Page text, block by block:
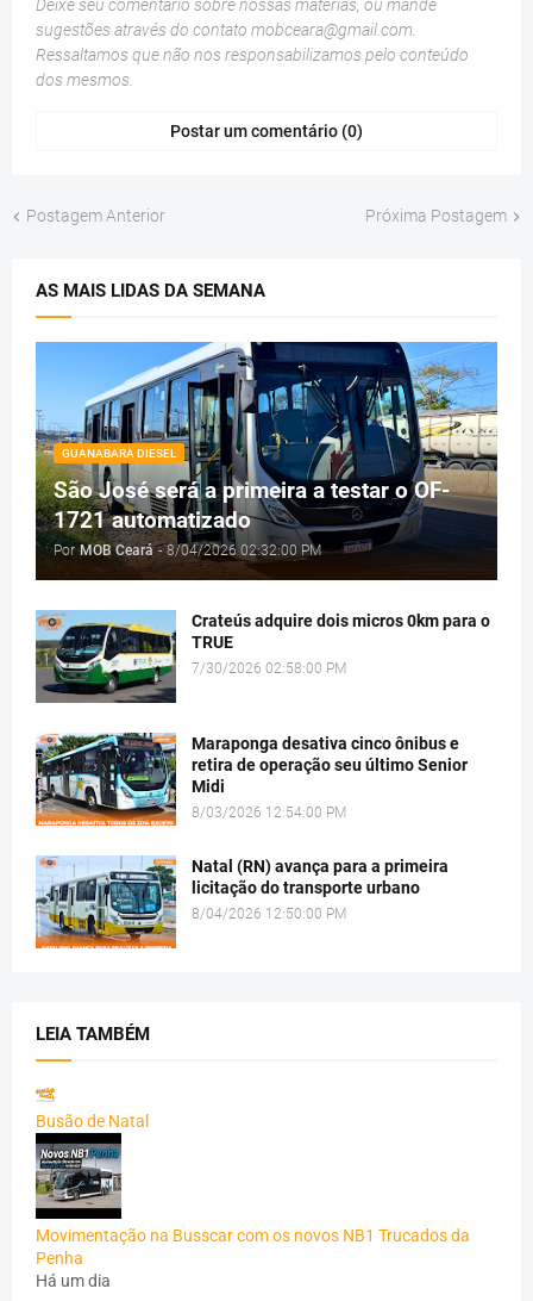
Deixe seu comentário sobre nossas matérias, ou mande
sugestões através do contato mobceara@gmail.com
Ressaltamos que não nos responsabilizamos pelo conteúdo
dos mesmos.
Postar um comentário (0)
Postagem Anterior Próxima Postagem
AS MAIS LIDAS DA SEMANA
GUANABARA DIESEL
São José será a primeira a testar o OF-
1721 automatizado
Por MOB Ceará - 8/04/2026 02:32:00 PM
Crateús adquire dois micros 0km para o
TRUE
7/30/2026 02:58:00 PM
Maraponga desativa cinco ônibus e
retira de operação seu último Senior
Midi
8/03/2026 12:54:00 PM
Natal (RN) avança para a primeira
licitação do transporte urbano
8/04/2026 12:50:00 PM
LEIA TAMBÉM
Busão de Natal
Movimentação na Busscar com os novos NB1 Trucados da
Penha
Há um dia